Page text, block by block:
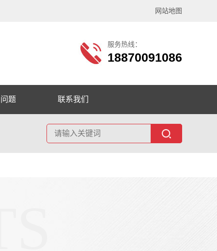
网站地图
服务热线：
18870091086
题 联系我们